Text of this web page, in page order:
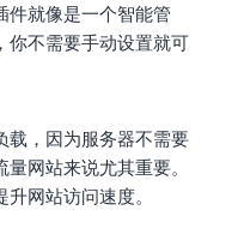
件就像是一个智能管
你不需要手动设置就可
载，因为服务器不需要
网站来说尤其重要。
网站访问速度。